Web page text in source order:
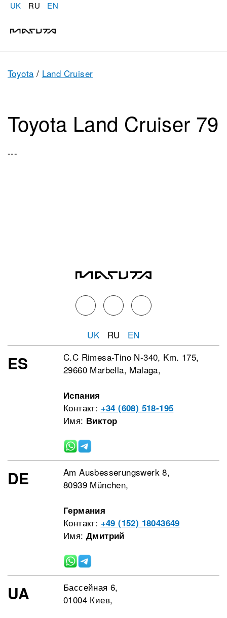
UK RU EN
Toyota / Land Cruiser
Toyota Land Cruiser 79
---
UK RU EN
ES
C.C Rimesa-Tino N-340, Km. 175,
29660 Marbella, Malaga,
Испания
Контакт: +34 (608) 518-195
Имя: Виктор
DE
Am Ausbesserungswerk 8,
80939 München,
Германия
Контакт: +49 (152) 18043649
Имя: Дмитрий
UA
Бассейная 6,
01004 Киев,